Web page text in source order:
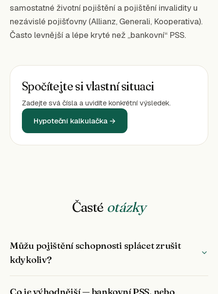
samostatné životní pojištění a pojištění invalidity u
nezávislé pojišťovny (Allianz, Generali, Kooperativa).
Často levnější a lépe kryté než „bankovní“ PSS.
Spočítejte si vlastní situaci
Zadejte svá čísla a uvidíte konkrétní výsledek.
Hypoteční kalkulačka →
Časté otázky
Můžu pojištění schopnosti splácet zrušit
kdykoliv?
Co je výhodnější — bankovní PSS, nebo